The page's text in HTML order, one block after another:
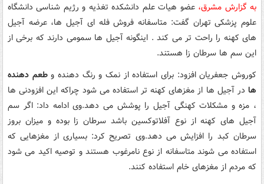
به گزارش مشرق،عضو هیات علم دانشکده تغذیه و رژیم شناسی دانشگاه
علوم پزشکی تهران گفت: متاسفانه فروش فله ای آجیل ها، عرضه آجیل
های کهنه را راحت تر می کند . اینگونه آجیل ها سمومی دارند که برخی از
این سم ها سرطان زا هستند.
کوروش جعفریان افزود: برای استفاده از نمک و رنگ دهنده وطعم دهنده
ها در آجیل ها از مغزهای کهنه تر استفاده می شود چراکه این افزودنی ها
، مزه و مشکلات کهنگی آجیل را پوشش می دهد.وی ادامه داد: اگر سم
آجیل های کهنه از نوع آفلاتوکسین باشد سرطان زا بوده و میزان بروز
سرطان کبد را افزایش می دهد.وی تصریح کرد: بسیاری از مغزهایی که
استفاده می شوند متاسفانه از نوع نامرغوب هستند و توصیه اکید می شود
که مردم از مغزهای خام استفاده کنند.